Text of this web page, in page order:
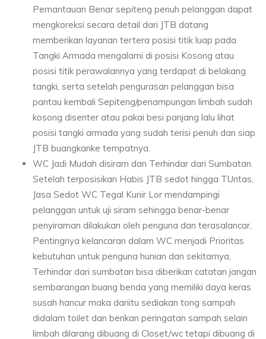
Pemantauan Benar sepiteng penuh pelanggan dapat
mengkoreksi secara detail dari JTB datang
memberikan layanan tertera posisi titik luap pada
Tangki Armada mengalami di posisi Kosong atau
posisi titik perawalannya yang terdapat di belakang
tangki, serta setelah pengurasan pelanggan bisa
pantau kembali Sepiteng/penampungan limbah sudah
kosong disenter atau pakai besi panjang lalu lihat
posisi tangki armada yang sudah terisi penuh dan siap
JTB buangkanke tempatnya.
WC Jadi Mudah disiram dan Terhindar dari Sumbatan.
Setelah terposisikan Habis JTB sedot hingga TUntas,
Jasa Sedot WC Tegal Kunir Lor mendampingi
pelanggan untuk uji siram sehingga benar-benar
penyiraman dilakukan oleh penguna dan terasalancar,
Pentingnya kelancaran dalam WC menjadi Prioritas
kebutuhan untuk penguna hunian dan sekitarnya,
Terhindar dari sumbatan bisa diberikan catatan jangan
sembarangan buang benda yang memiliki daya keras
susah hancur maka dariitu sediakan tong sampah
didalam toilet dan berikan peringatan sampah selain
limbah dilarang dibuang di Closet/wc tetapi dibuang di